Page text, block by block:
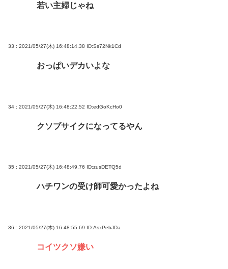
若い主婦じゃね
33 : 2021/05/27(木) 16:48:14.38 ID:Ss72Nk1Cd
おっぱいデカいよな
34 : 2021/05/27(木) 16:48:22.52 ID:edGoKcHo0
クソブサイクになってるやん
35 : 2021/05/27(木) 16:48:49.76 ID:zusDETQ5d
ハチワンの受け師可愛かったよね
36 : 2021/05/27(木) 16:48:55.69 ID:AsxPebJDa
コイツクソ嫌い